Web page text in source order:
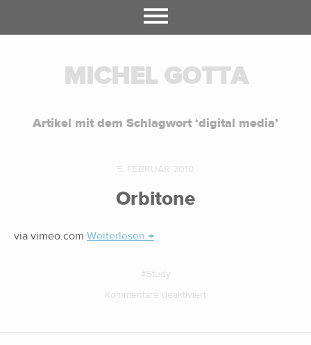
MICHEL GOTTA
Artikel mit dem Schlagwort ‘digital media’
5. FEBRUAR 2010
Orbitone
via vimeo.com Weiterlesen →
Study
Kommentare deaktiviert